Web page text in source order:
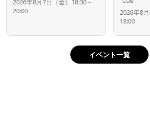
2026年8月7日（金）18:30～
20:00
2026年8
18:00
イベント一覧